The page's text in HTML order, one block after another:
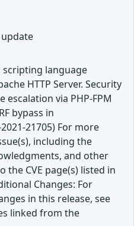
scripting language
HTTP Server. Security
escalation via PHP-FPM
bypass in
2021-21705) For more
including the
and other
CVE page(s) listed in
Changes: For
in this release, see
linked from the